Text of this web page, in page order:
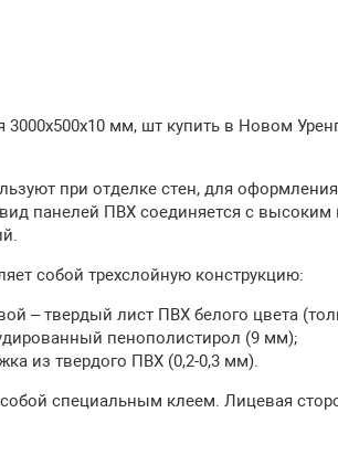
мм, шт купить в Новом
при отделке стен, для
панелей ПВХ соединяется с
собой трехслойную конструкцию:
– твердый лист ПВХ белого цвета
пенополистирол (9 мм);
из твердого ПВХ (0,2-0,3 мм).
специальным клеем. Лицевая